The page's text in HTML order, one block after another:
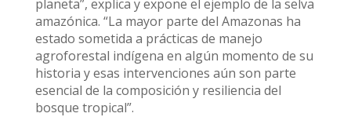
planeta”, explica y expone el ejemplo de la selva
amazónica. “La mayor parte del Amazonas ha
estado sometida a prácticas de manejo
agroforestal indígena en algún momento de su
historia y esas intervenciones aún son parte
esencial de la composición y resiliencia del
bosque tropical”.